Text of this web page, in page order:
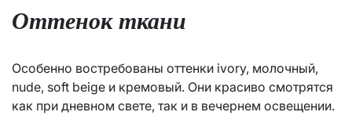
Оттенок ткани
Особенно востребованы оттенки ivory, молочный,
nude, soft beige и кремовый. Они красиво смотрятся
как при дневном свете, так и в вечернем освещении.